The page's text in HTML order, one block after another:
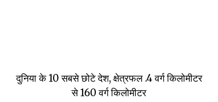
दुनिया के 10 सबसे छोटे देश, क्षेत्रफल .4 वर्ग किलोमीटर
से 160 वर्ग किलोमीटर